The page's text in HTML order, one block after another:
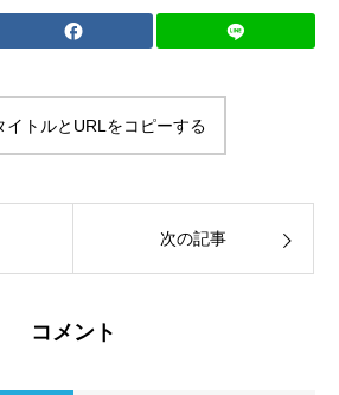
イトルとURLをコピーする
次の記事
コメント